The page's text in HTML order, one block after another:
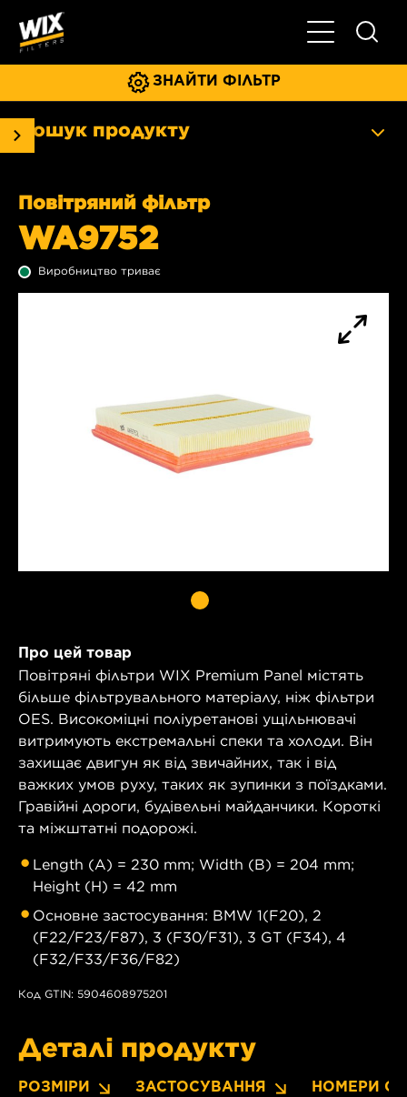
Увімкнути/
ЗНАЙТИ ФІЛЬТР
Пошук продукту
Повітряний фільтр
WA9752
Виробництво триває
Про цей товар
Повітряні фільтри WIX Premium Panel містять
більше фільтрувального матеріалу, ніж фільтри
OES. Високоміцні поліуретанові ущільнювачі
витримують екстремальні спеки та холоди. Він
захищає двигун як від звичайних, так і від
важких умов руху, таких як зупинки з поїздками.
Гравійні дороги, будівельні майданчики. Короткі
та міжштатні подорожі.
Length (A) = 230 mm; Width (B) = 204 mm;
Height (H) = 42 mm
Основне застосування: BMW 1(F20), 2
(F22/F23/F87), 3 (F30/F31), 3 GT (F34), 4
(F32/F33/F36/F82)
Код GTIN: 5904608975201
Деталі продукту
РОЗМІРИ ЗАСТОСУВАННЯ НОМЕРИ OE